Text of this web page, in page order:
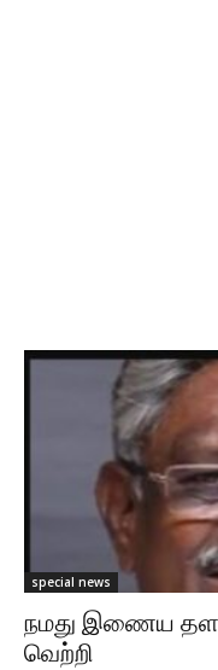
special news
நமது இணைய தள
வெற்றி